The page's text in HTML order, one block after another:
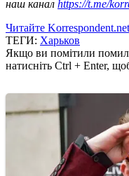
наш канал https://t.me/
Читайте
ТЕГИ: Харьков
Якщо ви помітили
натисніть Ctrl + Enter,